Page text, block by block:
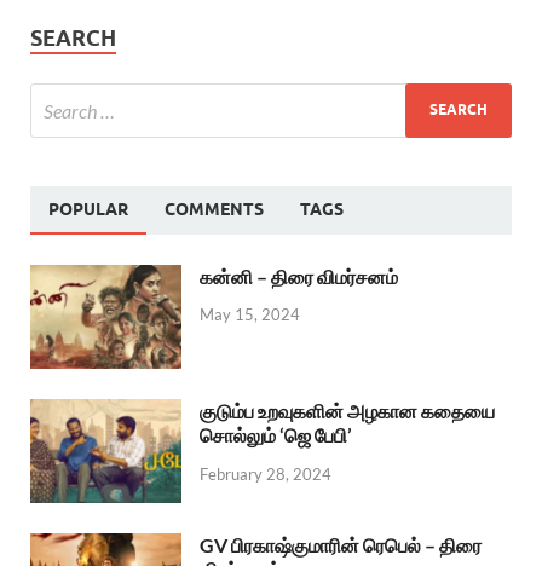
SEARCH
POPULAR COMMENTS TAGS
கன்னி – திரை விமர்சனம்
May 15, 2024
குடும்ப உறவுகளின் அழகான கதையை
சொல்லும் ‘ஜெ பேபி’
February 28, 2024
GV பிரகாஷ்குமாரின் ரெபெல் – திரை